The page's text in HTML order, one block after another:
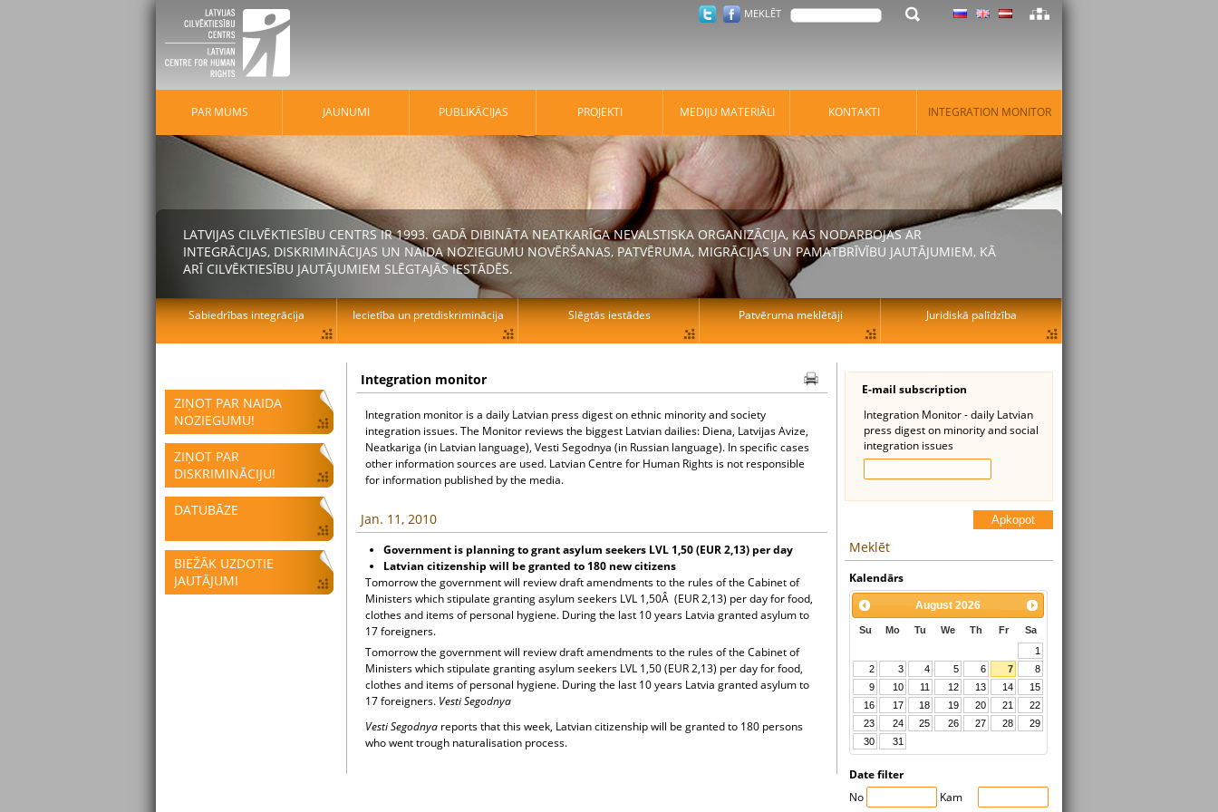
ZIŅOT PAR NAIDA
NOZIEGUMU!
ZIŅOT PAR
DISKRIMINĀCIJU!
DATUBĀZE
BIEŽĀK UZDOTIE
JAUTĀJUMI
Integration monitor
Integration monitor is a daily Latvian press digest on ethnic minority and society
integration issues. The Monitor reviews the biggest Latvian dailies: Diena, Latvijas Avize,
Neatkariga (in Latvian language), Vesti Segodnya (in Russian language). In specific cases
other information sources are used. Latvian Centre for Human Rights is not responsible
for information published by the media.
Jan. 11, 2010
Government is planning to grant asylum seekers LVL 1,50 (EUR 2,13) per day
Latvian citizenship will be granted to 180 new citizens
Tomorrow the government will review draft amendments to the rules of the Cabinet of
Ministers which stipulate granting asylum seekers LVL 1,50Â (EUR 2,13) per day for food,
clothes and items of personal hygiene. During the last 10 years Latvia granted asylum to
17 foreigners.
Tomorrow the government will review draft amendments to the rules of the Cabinet of
Ministers which stipulate granting asylum seekers LVL 1,50 (EUR 2,13) per day for food,
clothes and items of personal hygiene. During the last 10 years Latvia granted asylum to
17 foreigners. Vesti Segodnya
Vesti Segodnya reports that this week, Latvian citizenship will be granted to 180 persons
who went trough naturalisation process.
E-mail subscription
Integration Monitor - daily Latvian
press digest on minority and social
integration issues
Apkopot
Meklēt
Kalendārs
August 2026
Su Mo Tu We Th Fr
Sa
1
2
3 4 5 6 7
8
9
10 11 12 13 14
15
16
17 18 19 20 21
22
23
24 25 26 27 28
29
30
31
Date filter
No
Kam
MEKLĒT
PAR MUMS JAUNUMI PUBLIKĀCIJAS PROJEKTI MEDIJU MATERIĀLI KONTAKTI INTEGRATION MONITOR
LATVIJAS CILVĒKTIESĪBU CENTRS IR 1993. GADĀ DIBINĀTA NEATKARĪGA NEVALSTISKA ORGANIZĀCIJA, KAS NODARBOJAS AR
INTEGRĀCIJAS, DISKRIMINĀCIJAS UN NAIDA NOZIEGUMU NOVĒRŠANAS, PATVĒRUMA, MIGRĀCIJAS UN PAMATBRĪVĪBU JAUTĀJUMIEM, KĀ
ARĪ CILVĒKTIESĪBU JAUTĀJUMIEM SLĒGTAJĀS IESTĀDĒS.
Sabiedrības integrācija Iecietība un pretdiskriminācija Slēgtās iestādes Patvēruma meklētāji Juridiskā palīdzība